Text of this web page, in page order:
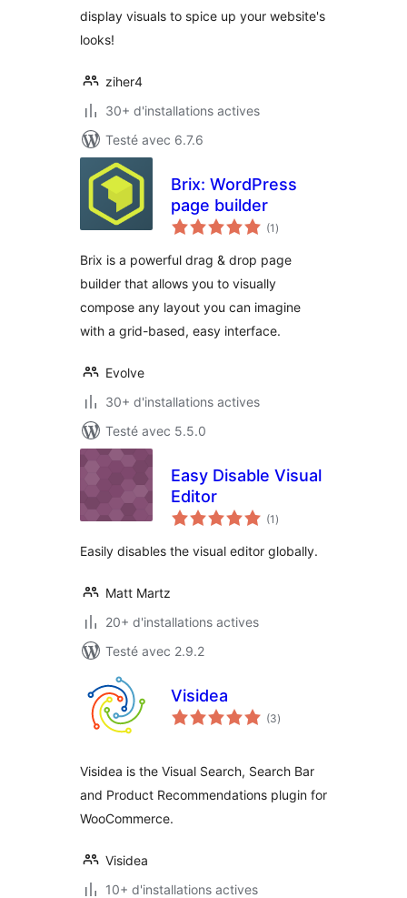
display visuals to spice up your website's
looks!
ziher4
30+ d'installations actives
Testé avec 6.7.6
Brix: WordPress
page builder
(1 notes
en
)
Brix is a powerful drag & drop page
builder that allows you to visually
compose any layout you can imagine
with a grid-based, easy interface.
Evolve
30+ d'installations actives
Testé avec 5.5.0
Easy Disable Visual
Editor
(1 notes
en
)
Easily disables the visual editor globally.
Matt Martz
20+ d'installations actives
Testé avec 2.9.2
Visidea
(3notes
en
)
Visidea is the Visual Search, Search Bar
and Product Recommendations plugin for
WooCommerce.
Visidea
10+ d'installations actives